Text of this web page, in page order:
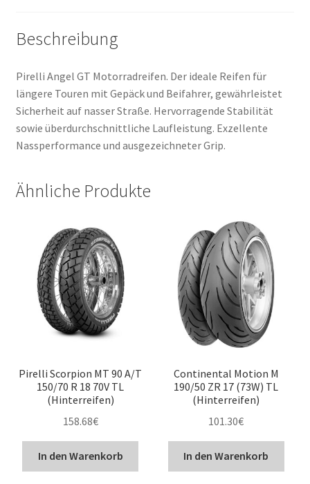
Beschreibung
Pirelli Angel GT Motorradreifen. Der ideale Reifen für
längere Touren mit Gepäck und Beifahrer, gewährleistet
Sicherheit auf nasser Straße. Hervorragende Stabilität
sowie überdurchschnittliche Laufleistung. Exzellente
Nassperformance und ausgezeichneter Grip.
Ähnliche Produkte
Pirelli Scorpion MT 90 A/T
150/70 R 18 70V TL
(Hinterreifen)
158.68€
In den Warenkorb
Continental Motion M
190/50 ZR 17 (73W) TL
(Hinterreifen)
101.30€
In den Warenkorb